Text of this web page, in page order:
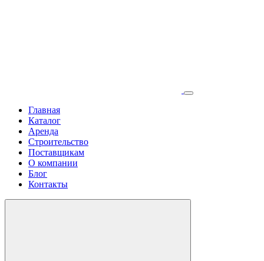
Главная
Каталог
Аренда
Строительство
Поставщикам
О компании
Блог
Контакты